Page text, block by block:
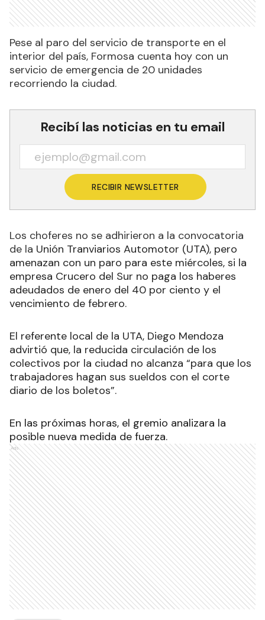
Pese al paro del servicio de transporte en el
interior del país, Formosa cuenta hoy con un
servicio de emergencia de 20 unidades
recorriendo la ciudad.
Recibí las noticias en tu email
RECIBIR NEWSLETTER
Los choferes no se adhirieron a la convocatoria
de la Unión Tranviarios Automotor (UTA), pero
amenazan con un paro para este miércoles, si la
empresa Crucero del Sur no paga los haberes
adeudados de enero del 40 por ciento y el
vencimiento de febrero.
El referente local de la UTA, Diego Mendoza
advirtió que, la reducida circulación de los
colectivos por la ciudad no alcanza “para que los
trabajadores hagan sus sueldos con el corte
diario de los boletos”.
En las próximas horas, el gremio analizara la
posible nueva medida de fuerza.
Ads